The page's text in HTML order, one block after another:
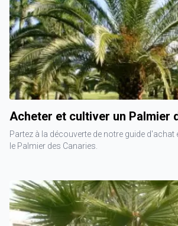
Acheter et cultiver un Palmier
Partez à la découverte de notre guide
le Palmier des Canaries.